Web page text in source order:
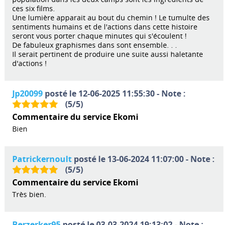
ces six films.
Une lumière apparait au bout du chemin ! Le tumulte des
sentiments humains et de l'actions dans cette histoire
seront vous porter chaque minutes qui s'écoulent !
De fabuleux graphismes dans sont ensemble. . .
Il serait pertinent de produire une suite aussi haletante
d'actions !
Jp20099posté le 12-06-2025 11:55:30 - Note :
(5/5)
Commentaire du service Ekomi
Bien
Patrickernoultposté le 13-06-2024 11:07:00 - Note :
(5/5)
Commentaire du service Ekomi
Très bien.